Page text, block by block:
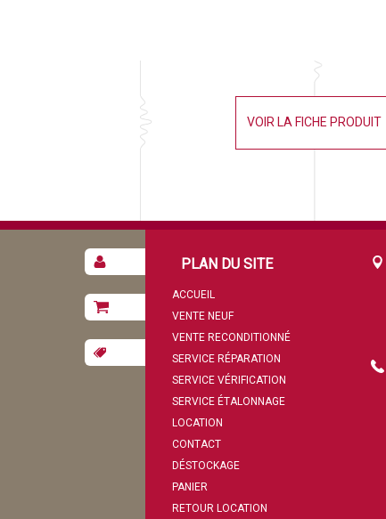
VOIR LA FICHE PRODUIT
PLAN DU SITE
ACCUEIL
VENTE NEUF
VENTE RECONDITIONNÉ
SERVICE RÉPARATION
SERVICE VÉRIFICATION
SERVICE ÉTALONNAGE
LOCATION
CONTACT
DÉSTOCKAGE
PANIER
RETOUR LOCATION